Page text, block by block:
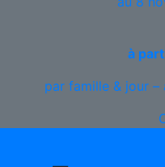
à
par famille & jour –